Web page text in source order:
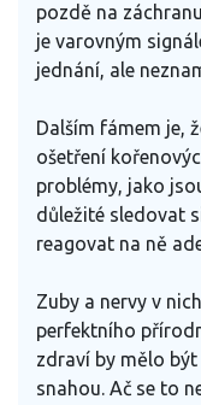
pozdě na
je varovným
jednání, ale
Dalším fámem je,
ošetření
problémy, jako
důležité sledovat
reagovat na ně
Zuby a nervy v
perfektního
zdraví by mělo
snahou. Ač se to